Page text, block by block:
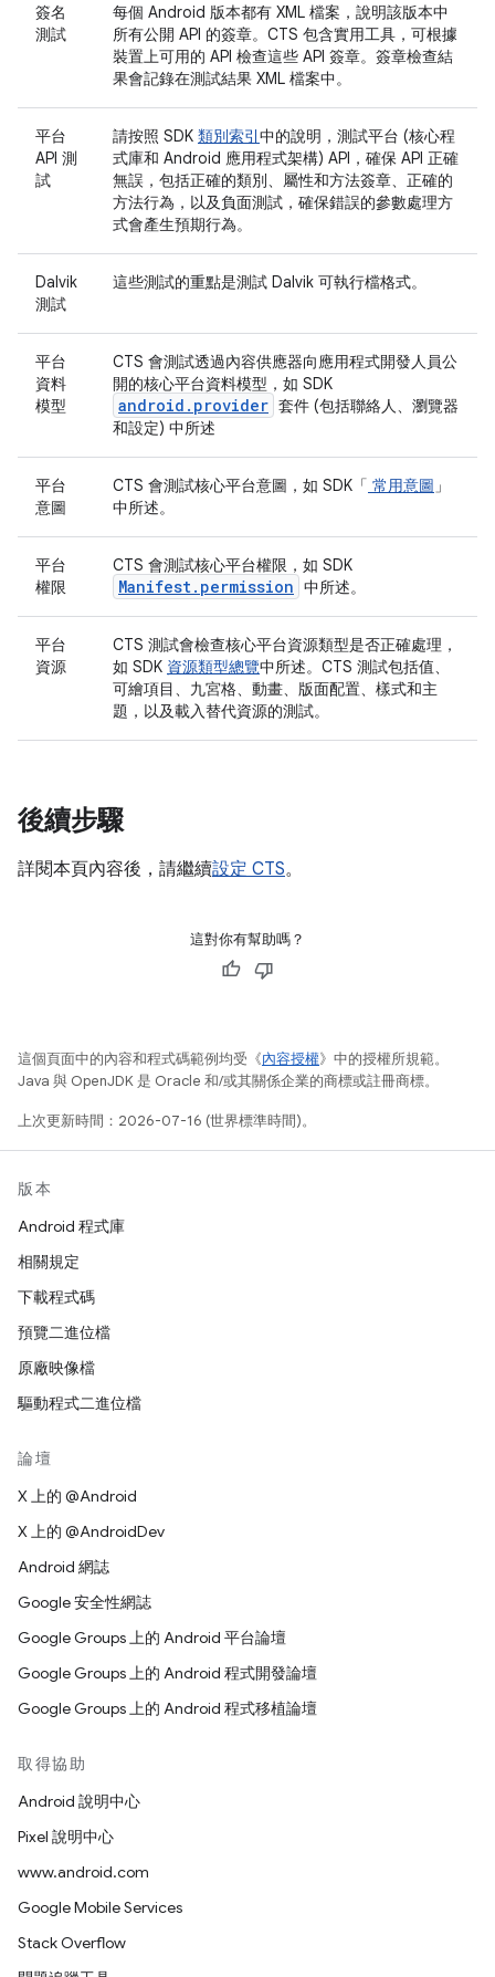
簽名
測試
每個 Android 版本都有 XML 檔案，說明該版本中
所有公開 API 的簽章。CTS 包含實用工具，可根據
裝置上可用的 API 檢查這些 API 簽章。簽章檢查結
果會記錄在測試結果 XML 檔案中。
平台
API 測
試
請按照 SDK 類別索引中的說明，測試平台 (核心程
式庫和 Android 應用程式架構) API，確保 API 正確
無誤，包括正確的類別、屬性和方法簽章、正確的
方法行為，以及負面測試，確保錯誤的參數處理方
式會產生預期行為。
Dalvik
測試
這些測試的重點是測試 Dalvik 可執行檔格式。
平台
資料
模型
CTS 會測試透過內容供應器向應用程式開發人員公
開的核心平台資料模型，如 SDK
android.provider 套件 (包括聯絡人、瀏覽器
和設定) 中所述
平台
意圖
CTS 會測試核心平台意圖，如 SDK「 常用意圖 」
中所述。
平台
權限
CTS 會測試核心平台權限，如 SDK
Manifest.permission 中所述。
平台
資源
CTS 測試會檢查核心平台資源類型是否正確處理，
如 SDK 資源類型總覽中所述。CTS 測試包括值、
可繪項目、九宮格、動畫、版面配置、樣式和主
題，以及載入替代資源的測試。
後續步驟
詳閱本頁內容後，請繼續設定 CTS。
這對你有幫助嗎？
這個頁面中的內容和程式碼範例均受《內容授權》中的授權所規範。
Java 與 OpenJDK 是 Oracle 和/或其關係企業的商標或註冊商標。
上次更新時間：2026-07-16 (世界標準時間)。
版本
Android 程式庫
相關規定
下載程式碼
預覽二進位檔
原廠映像檔
驅動程式二進位檔
論壇
X 上的 @Android
X 上的 @AndroidDev
Android 網誌
Google 安全性網誌
Google Groups 上的 Android 平台論壇
Google Groups 上的 Android 程式開發論壇
Google Groups 上的 Android 程式移植論壇
取得協助
Android 說明中心
Pixel 說明中心
www.android.com
Google Mobile Services
Stack Overflow